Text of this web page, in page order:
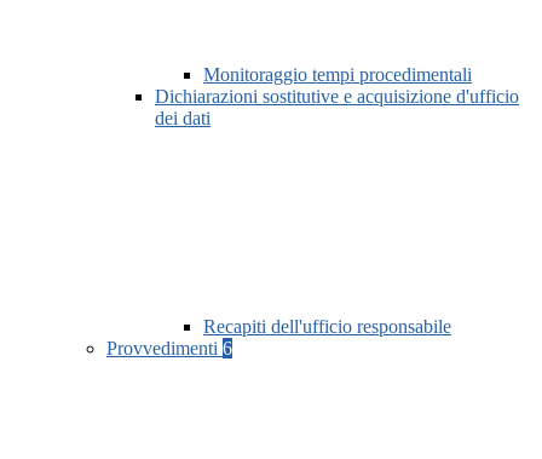
Monitoraggio tempi procedimentali
Dichiarazioni sostitutive e acquisizione d'ufficio
dei dati
Recapiti dell'ufficio responsabile
Provvedimenti 6